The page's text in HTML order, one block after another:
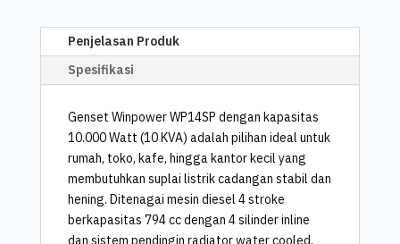
Penjelasan Produk
Spesifikasi
Genset Winpower WP14SP dengan kapasitas
10.000 Watt (10 KVA) adalah pilihan ideal untuk
rumah, toko, kafe, hingga kantor kecil yang
membutuhkan suplai listrik cadangan stabil dan
hening. Ditenagai mesin diesel 4 stroke
berkapasitas 794 cc dengan 4 silinder inline
dan sistem pendingin radiator water cooled,